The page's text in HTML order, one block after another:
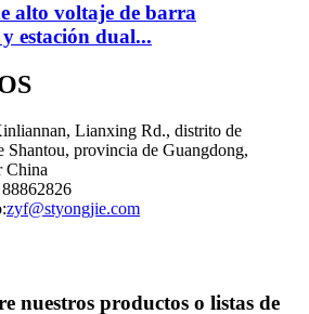
alto voltaje de barra
estación dual...
Lianxing Rd., distrito de
Shantou, provincia de Guangdong,
China
zyf@styongjie.com
nuestros productos o listas de